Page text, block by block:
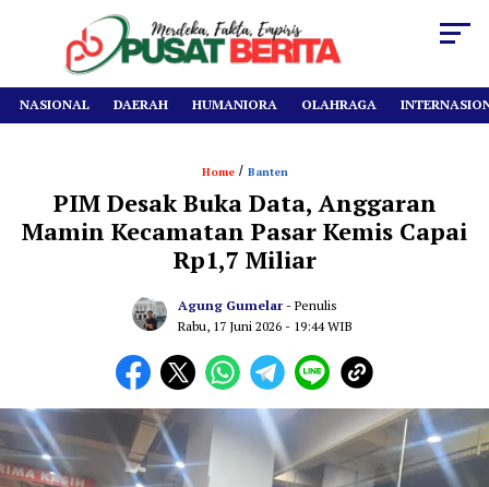
NASIONAL DAERAH HUMANIORA OLAHRAGA
Home/ Banten
PIM Desak Buka Data, Anggaran
Mamin Kecamatan Pasar Kemis Capai
Rp1,7 Miliar
Agung Gumelar - Penulis
Rabu, 17 Juni 2026 - 19:44 WIB